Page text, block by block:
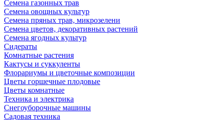
Семена газонных трав
Семена овощных культур
Семена пряных трав, микрозелени
Семена цветов, декоративных растений
Семена ягодных культур
Сидераты
Комнатные растения
Кактусы и суккуленты
Флорариумы и цветочные композиции
Цветы горшечные плодовые
Цветы комнатные
Техника и электрика
Снегоуборочные машины
Садовая техника